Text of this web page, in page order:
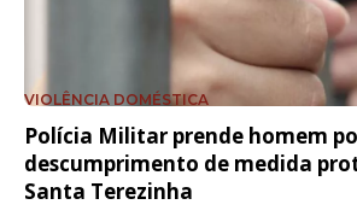
VIOLÊNCIA DOMÉSTICA
Polícia Militar prende homem
descumprimento de medida
Santa Terezinha